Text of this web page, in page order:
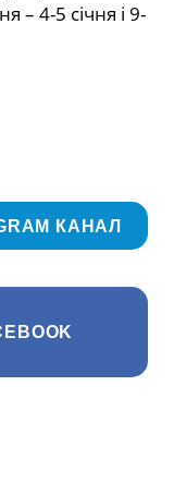
– 4-5 січня і 9-
КАНАЛ